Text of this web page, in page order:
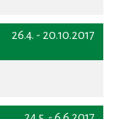
26.4. - 20.10.2017